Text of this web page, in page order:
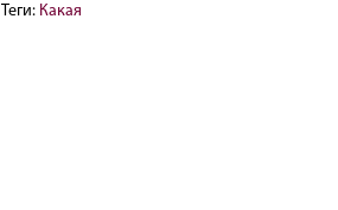
Теги: Какая